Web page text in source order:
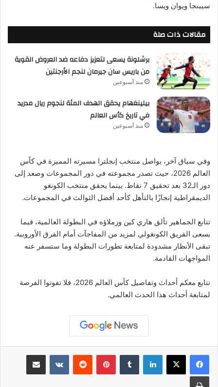
سيبنجا ويوان ويسا.
مقالات ذات صلة
برشلونة يسعى لتعزيز دفاعه ضد العروض القوية
من باريس سان جيرمان لنجم الأرجنتين
منذ أسبوعين
بيلينغهام يحقق الهدف المئة لنجوم ريال مدريد
في تاريخ كأس العالم
منذ أسبوعين
وفي سياق آخر، يواصل منتخب إنجلترا مسيرته المميزة في كأس
العالم 2026، حيث تصدر مجموعته في دور المجموعات وصعد إلى
دور الـ32 بعد تحقيق 7 نقاط. بينما يحقق منتخب الكونغو
الديمقراطية إنجازًا بالتأهل كأحد أفضل الثوالث في المجموعات.
تتابع الجماهير تألق هاري كين وزملاؤه في البطولة العالمية، فيما
يسعى الفريق الكونغولي لمزيد من المفاجآت أمام الفرق الأوروبية.
تبقى الأنظار مشدودة لمتابعة تطورات البطولة وما ستسفر عنه
المواجهات القادمة.
نتابع معكم أحداث وتفاصيل كأس العالم 2026، فلا تفوتوا الفرصة
لمتابعة أحداث هذا الحدث العالمي.
لينكدإن بينتيريست مشاركة عبر البريد
طباعة